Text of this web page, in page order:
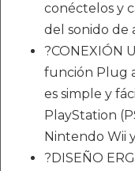
conéctelos y
del sonido de
?CONEXIÓN
función Plug
es simple y
PlayStation
Nintendo Wii
?DISEÑO